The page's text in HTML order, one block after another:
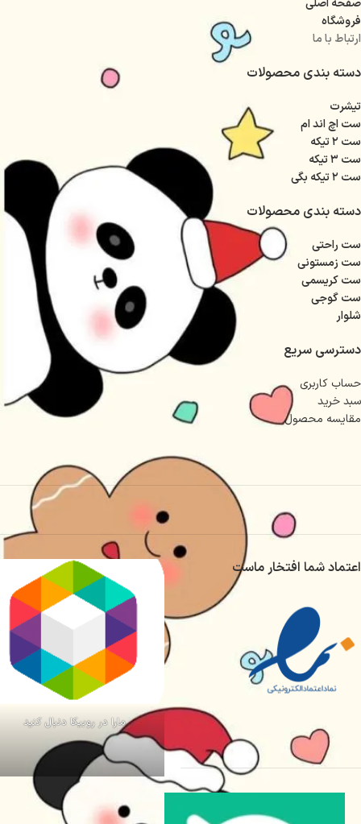
صفحه اصلی
فروشگاه
ارتباط با ما
دسته بندی محصولات
تیشرت
ست اچ اند ام
ست ۲ تیکه
ست ۳ تیکه
ست ۲ تیکه بگی
دسته بندی محصولات
ست راحتی
ست زمستونی
ست کریسمی
ست گوجی
شلوار
دسترسی سریع
حساب کاربری
سبد خرید
مقایسه محصول
اعتماد شما افتخار ماست
مارا در روبیکا دنبال کنید